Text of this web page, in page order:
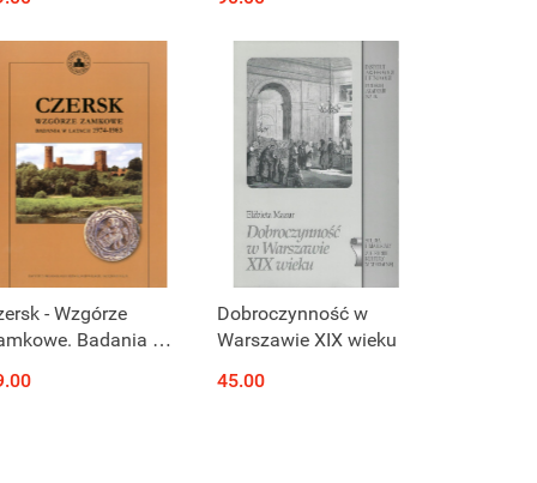
Bytomskie
Produkt niedostępny
- Wzgórze
Badania w
Produkt niedostępny
Dobroczynność w
Warszawie XIX wieku
45.00